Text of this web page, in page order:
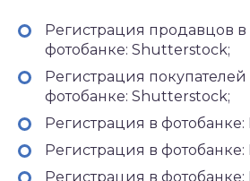
Регистрация продавцов в
фотобанке: Shutterstock;
Регистрация покупателей
фотобанке: Shutterstock;
Регистрация в фотобанке:
Регистрация в фотобанке:
Регистрация в